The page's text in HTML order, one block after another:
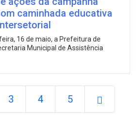
caminhada educativa
16 de maio, a Prefeitura de
Municipal de Assistência
3 4 5